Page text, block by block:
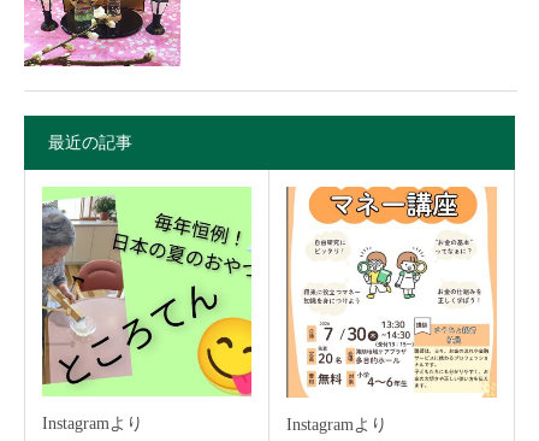
最近の記事
Instagramより Instagramより